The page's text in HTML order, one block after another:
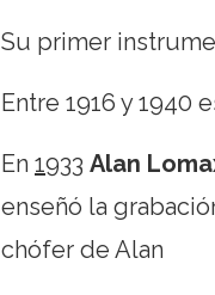
Su primer
Entre 1916 y 1940
En 1933 Alan
enseñó la
chófer de Alan